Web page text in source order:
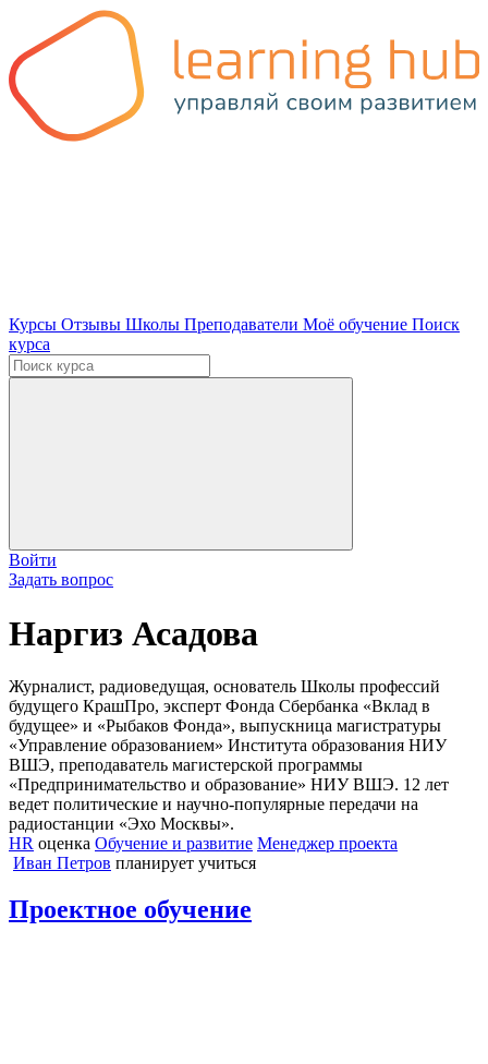
Курсы Отзывы Школы Преподаватели Моё обучение Поиск
курса
Войти
Задать вопрос
Наргиз Асадова
Журналист, радиоведущая, основатель Школы профессий
будущего КрашПро, эксперт Фонда Сбербанка «Вклад в
будущее» и «Рыбаков Фонда», выпускница магистратуры
«Управление образованием» Института образования НИУ
ВШЭ, преподаватель магистерской программы
«Предпринимательство и образование» НИУ ВШЭ. 12 лет
ведет политические и научно-популярные передачи на
радиостанции «Эхо Москвы».
HR оценка Обучение и развитие Менеджер проекта
Иван Петров планирует учиться
Проектное обучение